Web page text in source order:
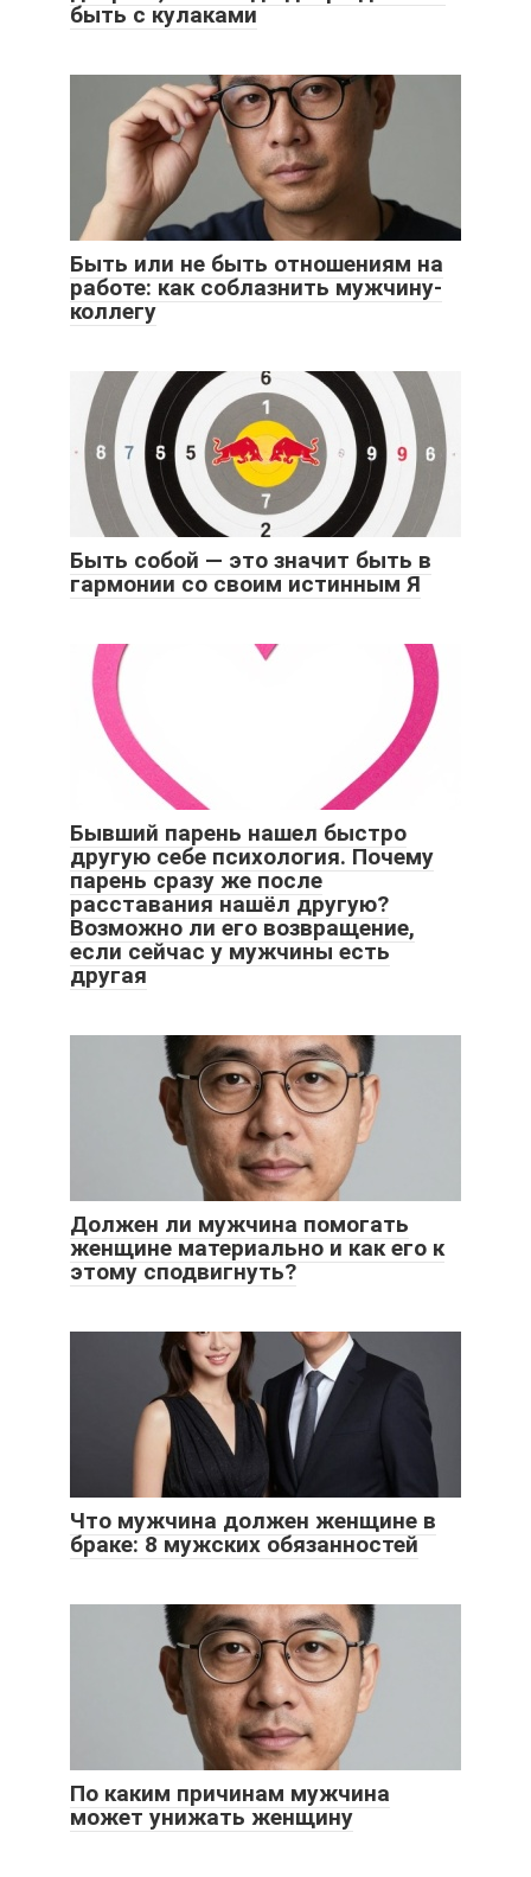
быть с кулаками
Быть или не быть отношениям на
работе: как соблазнить мужчину-
коллегу
Быть собой — это значит быть в
гармонии со своим истинным Я
Бывший парень нашел быстро
другую себе психология. Почему
парень сразу же после
расставания нашёл другую?
Возможно ли его возвращение,
если сейчас у мужчины есть
другая
Должен ли мужчина помогать
женщине материально и как его к
этому сподвигнуть?
Что мужчина должен женщине в
браке: 8 мужских обязанностей
По каким причинам мужчина
может унижать женщину